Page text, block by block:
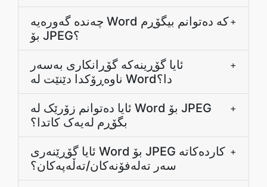
چەندە گەورەیە Word کە دەتوانم بیگۆڕم
بۆ JPEG؟
+
ئایا گۆڕینەکە گۆڕانکاری بەسەر
ناوەڕۆکدا دێنێت لە Wordدا؟
+
ئایا دەتوانم زۆرێک لە Word بۆ JPEG
بگۆڕم لەیەک کاتدا؟
+
ئایا گۆڕێنەری Word بۆ JPEG کاردەکاتە
سەر تەلەفۆنەکان/تەڵەپەکان؟
+